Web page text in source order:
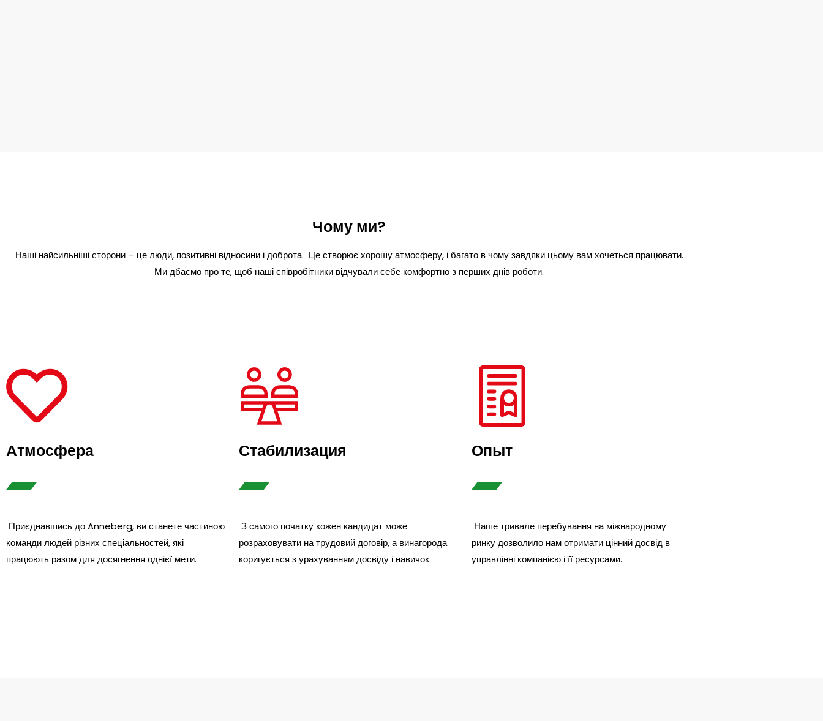
Чому ми?
Наші найсильніші сторони – це люди, позитивні відносини і доброта. Це створює хорошу атмосферу, і багато в чому завдяки цьому вам хочеться працювати.
Ми дбаємо про те, щоб наші співробітники відчували себе комфортно з перших днів роботи.
Атмосфера
Приєднавшись до Anneberg, ви станете частиною
команди людей різних спеціальностей, які
працюють разом для досягнення однієї мети.
Стабилизация
З самого початку кожен кандидат може
розраховувати на трудовий договір, а винагорода
коригується з урахуванням досвіду і навичок.
Опыт
Наше тривале перебування на міжнародному
ринку дозволило нам отримати цінний досвід в
управлінні компанією і її ресурсами.